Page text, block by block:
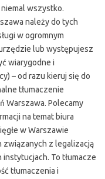
wszystko.
należy do tych
w ogromnym
lub występujesz
wiarygodne i
– od razu kieruj się do
tłumaczenie
Warszawa. Polecamy
na temat biura
w Warszawie
związanych z legalizacją
To tłumacze
tłumaczenia i